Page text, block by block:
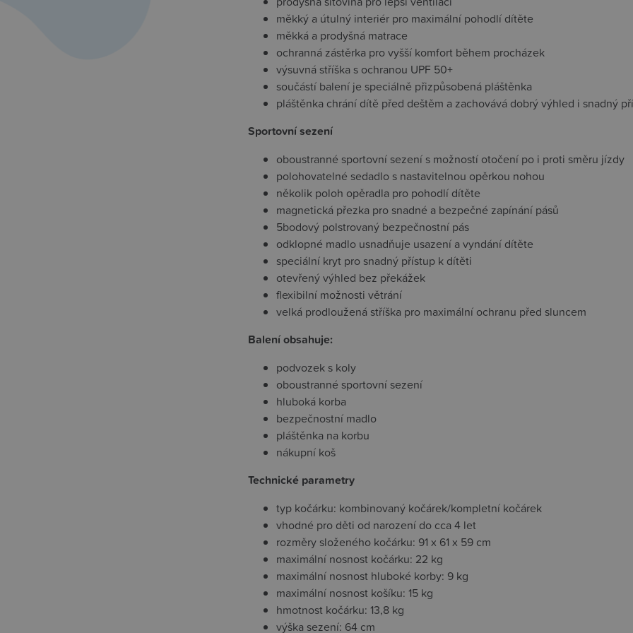
měkký a útulný interiér pro maximální pohodlí dítěte
měkká a prodyšná matrace
ochranná zástěrka pro vyšší komfort během procházek
výsuvná stříška s ochranou UPF 50+
součástí balení je speciálně přizpůsobená pláštěnka
pláštěnka chrání dítě před deštěm a zachovává dobrý výhled i snadný
Sportovní sezení
oboustranné sportovní sezení s možností otočení po i proti směru jízdy
polohovatelné sedadlo s nastavitelnou opěrkou nohou
několik poloh opěradla pro pohodlí dítěte
magnetická přezka pro snadné a bezpečné zapínání pásů
5bodový polstrovaný bezpečnostní pás
odklopné madlo usnadňuje usazení a vyndání dítěte
speciální kryt pro snadný přístup k dítěti
otevřený výhled bez překážek
flexibilní možnosti větrání
velká prodloužená stříška pro maximální ochranu před sluncem
Balení obsahuje:
podvozek s koly
oboustranné sportovní sezení
hluboká korba
bezpečnostní madlo
pláštěnka na korbu
nákupní koš
Technické parametry
typ kočárku: kombinovaný kočárek/kompletní kočárek
vhodné pro děti od narození do cca 4 let
rozměry složeného kočárku: 91 x 61 x 59 cm
maximální nosnost kočárku: 22 kg
maximální nosnost hluboké korby: 9 kg
maximální nosnost košíku: 15 kg
hmotnost kočárku: 13,8 kg
výška sezení: 64 cm